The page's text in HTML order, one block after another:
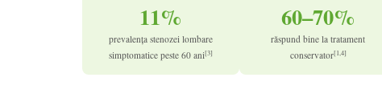
11%
prevalența stenozei lombare
simptomatice peste 60 ani[3]
60–70%
răspund bine la tratament
conservator[1,4]